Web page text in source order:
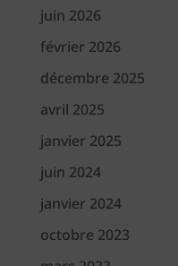
juin 2026
février 2026
décembre 2025
avril 2025
janvier 2025
juin 2024
janvier 2024
octobre 2023